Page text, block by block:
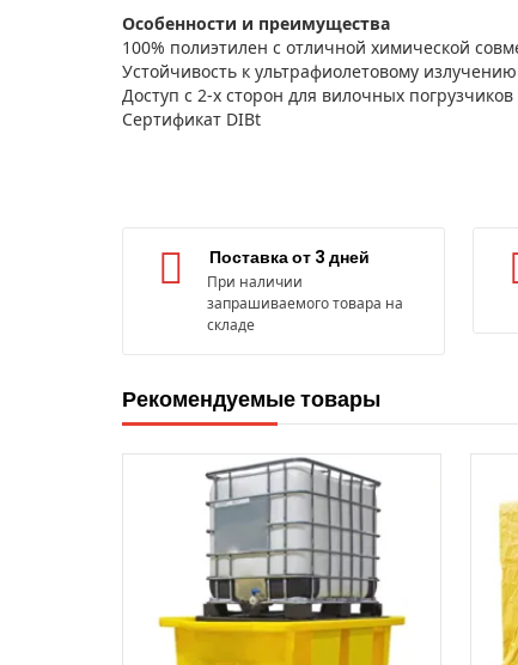
Особенности и преимущества
100% полиэтилен с отличной химической
Устойчивость к ультрафиолетовому излучению
Доступ с 2-х сторон для вилочных погрузчиков
Сертификат DIBt
Поставка от 3 дней
При наличии
запрашиваемого товара на
складе
Рекомендуемые товары